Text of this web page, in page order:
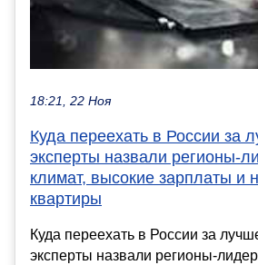
18:21, 22 Ноя
Куда переехать в России за
эксперты назвали регионы-
климат, высокие зарплаты и
квартиры
Куда переехать в России за
эксперты назвали регионы-